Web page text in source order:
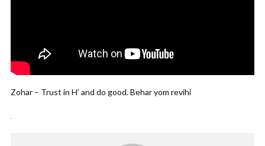
Zohar – Trust in H’ and do good. Behar yom revihi